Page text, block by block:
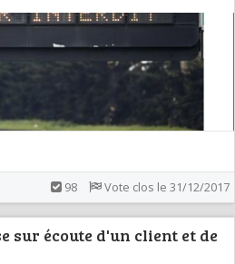
98 Vote clos le 31/12/2017
sur écoute d'un client et de